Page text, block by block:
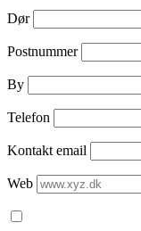
Dør
Postnummer
By
Telefon
Kontakt email
Web